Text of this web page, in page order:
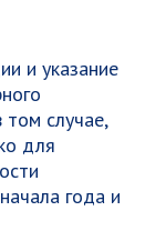
и указание
том случае,
для
года и